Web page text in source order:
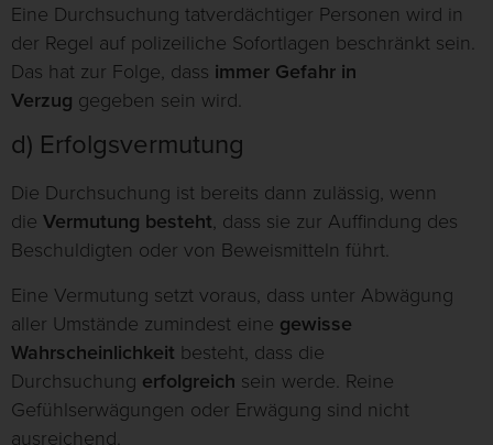
Eine Durchsuchung tatverdächtiger Personen wird in
der Regel auf polizeiliche Sofortlagen beschränkt sein.
Das hat zur Folge, dass immer Gefahr in
Verzug gegeben sein wird.
d) Erfolgsvermutung
Die Durchsuchung ist bereits dann zulässig, wenn
die Vermutung besteht, dass sie zur Auffindung des
Beschuldigten oder von Beweismitteln führt.
Eine Vermutung setzt voraus, dass unter Abwägung
aller Umstände zumindest eine gewisse
Wahrscheinlichkeit besteht, dass die
Durchsuchung erfolgreich sein werde. Reine
Gefühlserwägungen oder Erwägung sind nicht
ausreichend.